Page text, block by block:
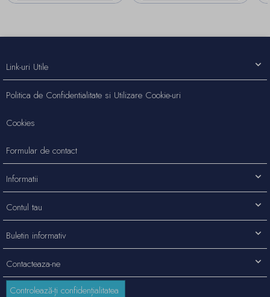
Contacteaza-ne
Link-uri Utile
Politica de Confidentialitate si Utilizare Cookie-uri
Cookies
Formular de contact
Informatii
Contul tau
Buletin informativ
Controlează-ți confidențialitatea